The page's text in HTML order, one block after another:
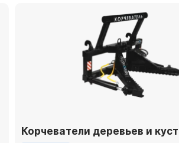
Корчеватели деревьев и